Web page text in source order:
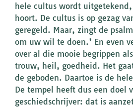
hele cultus wordt
hoort. De cultus is op gezag
geregeld. Maar, zingt de
om uw wil te doen.’ En even
over al die mooie begrippen
trouw, heil, goedheid. Het
de geboden. Daartoe is de
De tempel heeft dus een doel
geschiedschrijver: dat is